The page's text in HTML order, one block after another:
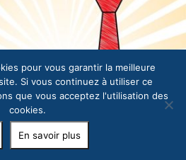
pour vous garantir la meilleure
Si vous continuez à utiliser ce
que vous acceptez l'utilisation des
cookies.
En savoir plus